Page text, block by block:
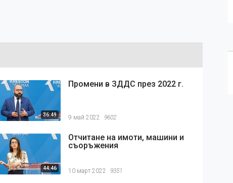
36:49
Промени в ЗДДС през 2022 г.
9 май 2022 9602
44:46
Отчитане на имоти, машини и
съоръжения
10 март 2022 9351